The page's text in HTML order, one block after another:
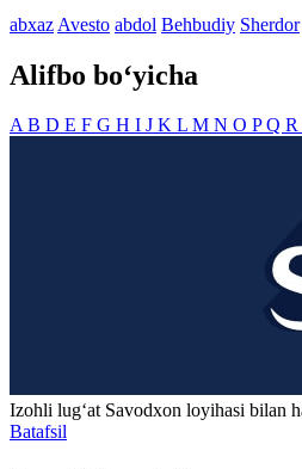
abxaz Avesto abdol Behbudiy Sherdor
Alifbo bo‘yicha
AB D E F G H I J K L M N O PQ R
Izohli lugʻat Savodxon loyihasi bilan
Batafsil